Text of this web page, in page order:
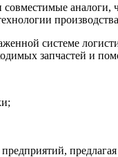
аналоги,
системе
запчастей и